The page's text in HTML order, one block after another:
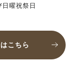
曜祝祭日
こちら